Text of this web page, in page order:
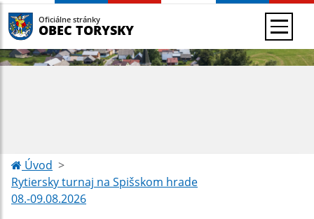
Oficiálne stránky
OBEC TORYSKY
Úvod
Rytiersky turnaj na Spišskom hrade
08.-09.08.2026